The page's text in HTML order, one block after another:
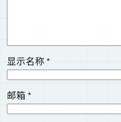
显示名称*
邮箱*